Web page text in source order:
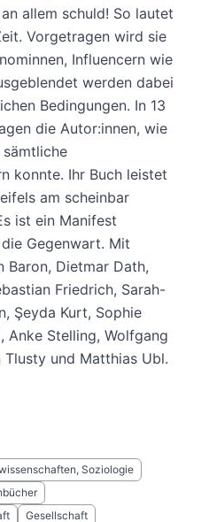
allem schuld! So lautet
Vorgetragen wird sie
Influencern wie
werden dabei
Bedingungen. In 13
die Autor:innen, wie
konnte. Ihr Buch leistet
am scheinbar
ist ein Manifest
Gegenwart. Mit
Baron, Dietmar Dath,
Friedrich, Sarah-
Şeyda Kurt, Sophie
Anke Stelling, Wolfgang
und Matthias Ubl.
Soziologie
Gesellschaft